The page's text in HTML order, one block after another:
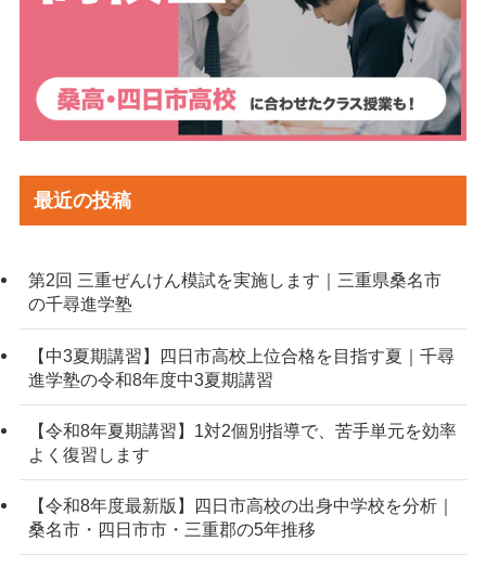
最近の投稿
第2回 三重ぜんけん模試を実施します｜三重県桑名市
の千尋進学塾
【中3夏期講習】四日市高校上位合格を目指す夏｜千尋
進学塾の令和8年度中3夏期講習
【令和8年夏期講習】1対2個別指導で、苦手単元を効率
よく復習します
【令和8年度最新版】四日市高校の出身中学校を分析｜
桑名市・四日市市・三重郡の5年推移